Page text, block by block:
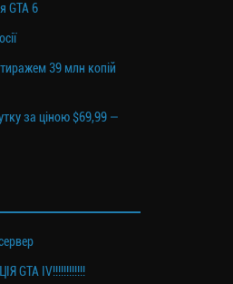
GTA 6
39 млн копій
за ціною $69,99 —
GTA IV!!!!!!!!!!!!